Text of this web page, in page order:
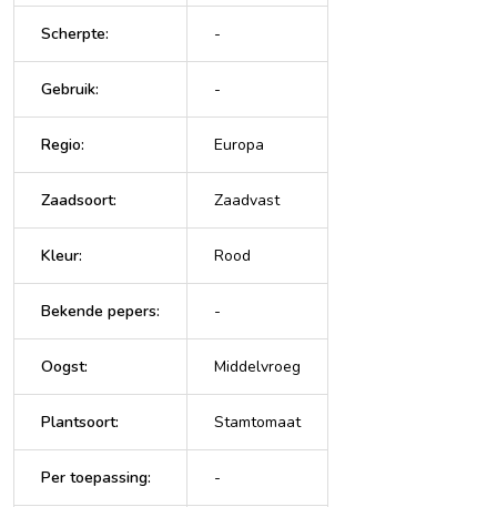
Scherpte: -
Gebruik: -
Regio: Europa
Zaadsoort: Zaadvast
Kleur: Rood
Bekende pepers: -
Oogst: Middelvroeg
Plantsoort: Stamtomaat
Per toepassing: -